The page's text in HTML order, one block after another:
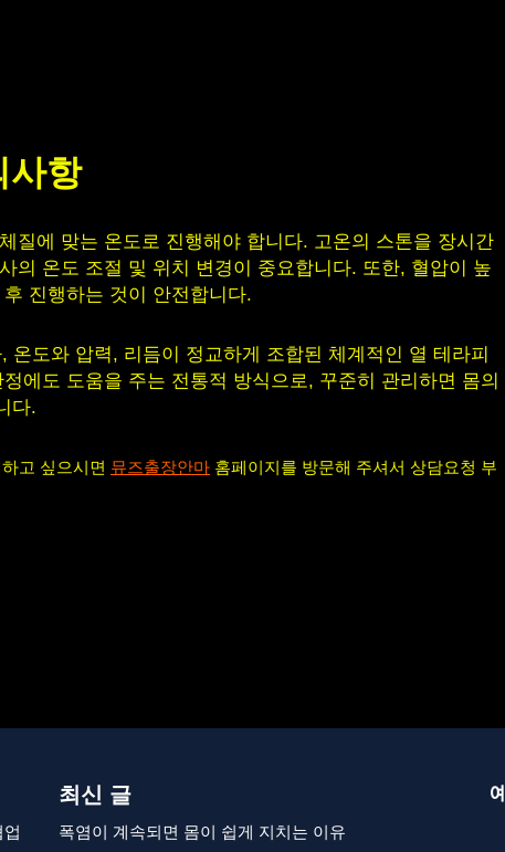
사항
질에 맞는 온도로 진행해야 합니다. 고온의 스톤을 장시간
의 온도 조절 및 위치 변경이 중요합니다. 또한, 혈압이 높
진행하는 것이 안전합니다.
온도와 압력, 리듬이 정교하게 조합된 체계적인 열 테라피
에도 도움을 주는 전통적 방식으로, 꾸준히 관리하면 몸의
다.
고 싶으시면 뮤즈출장안마 홈페이지를 방문해 주셔서 상담요청 부
최신 글
폭염이 계속되면 몸이 쉽게 지치는 이유